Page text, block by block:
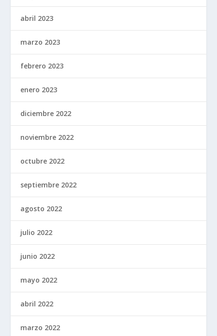
abril 2023
marzo 2023
febrero 2023
enero 2023
diciembre 2022
noviembre 2022
octubre 2022
septiembre 2022
agosto 2022
julio 2022
junio 2022
mayo 2022
abril 2022
marzo 2022